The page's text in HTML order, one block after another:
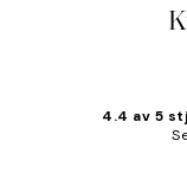
4.4 av 5